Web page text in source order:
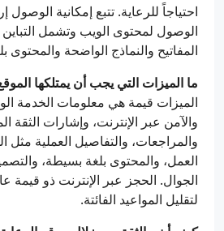
احتياجاً للرعاية. تتبع إمكانية الوصول
الوصول لمحتوى الويب وتشمل التباين
المفاتيح والنماذج الواضحة والمحتوى
ما الميزات التي يجب أن يمتلكها
الميزات قيمة هي معلومات الخدمة
والآمن عبر الإنترنت، وإشارات الثقة
والمراجعات، والتفاصيل العملية
العمل، والمحتوى بلغة بسيطة،
الجوال. الحجز عبر الإنترنت ذو
لتقليل المواعيد الفائتة.